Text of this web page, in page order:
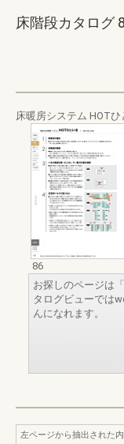
床階段カタログ
床暖房システム HOTひ
86
お探しのページは
タログビューでは
んになれます。
左ページから抽出された